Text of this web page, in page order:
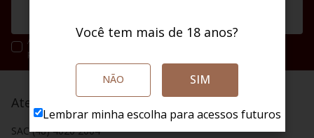
Ao se cadastrar você irá concordar com a nossa política de
privacidade.
Atendimento
SAC (48) 4020 2004
Você tem mais de 18 anos?
NÃO SIM
Lembrar minha escolha para acessos futuros